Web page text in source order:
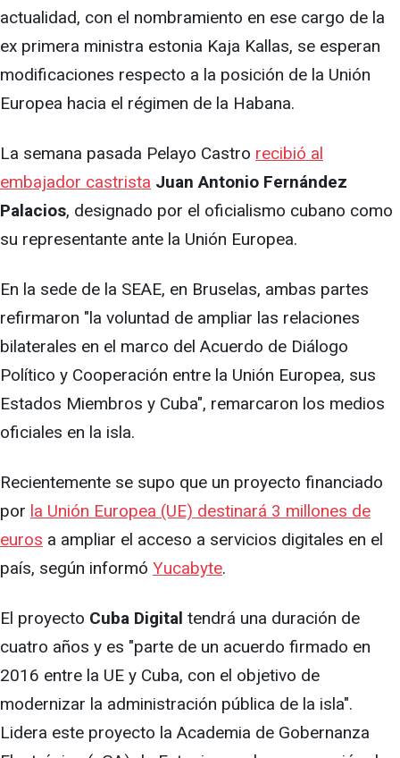
actualidad, con el nombramiento en ese cargo de la
ex primera ministra estonia Kaja Kallas, se esperan
modificaciones respecto a la posición de la Unión
Europea hacia el régimen de la Habana.
La semana pasada Pelayo Castro recibió al
embajador castrista Juan Antonio Fernández
Palacios, designado por el oficialismo cubano como
su representante ante la Unión Europea.
En la sede de la SEAE, en Bruselas, ambas partes
refirmaron "la voluntad de ampliar las relaciones
bilaterales en el marco del Acuerdo de Diálogo
Político y Cooperación entre la Unión Europea, sus
Estados Miembros y Cuba", remarcaron los medios
oficiales en la isla.
Recientemente se supo que un proyecto financiado
por la Unión Europea (UE) destinará 3 millones de
euros a ampliar el acceso a servicios digitales en el
país, según informó Yucabyte.
El proyecto Cuba Digital tendrá una duración de
cuatro años y es "parte de un acuerdo firmado en
2016 entre la UE y Cuba, con el objetivo de
modernizar la administración pública de la isla".
Lidera este proyecto la Academia de Gobernanza